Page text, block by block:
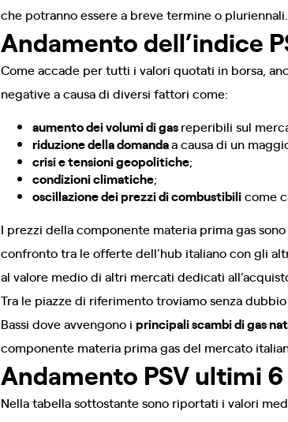
che potranno essere a breve termine o pluriennali.
Andamento dell’indice
Come accade per tutti i valori quotati in borsa,
negative a causa di diversi fattori come:
aumento dei volumi di gasreperibili sul
riduzione della domandaa causa di un
crisi e tensioni geopolitiche;
condizioni climatiche;
oscillazione dei prezzi di combustibilicome
I prezzi della componente materia prima gas
confronto tra le offerte dell’hub italiano con gli
al valore medio di altri mercati dedicati
Tra le piazze di riferimento troviamo senza
Bassi dove avvengono i principali scambi di gas
componente materia prima gas del mercato
Andamento PSV ultimi
Nella tabella sottostante sono riportati i valori